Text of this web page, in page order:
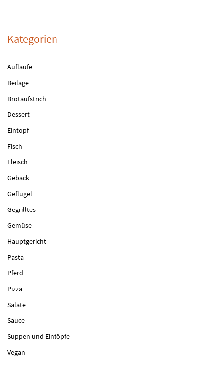
Kategorien
Aufläufe
Beilage
Brotaufstrich
Dessert
Eintopf
Fisch
Fleisch
Gebäck
Geflügel
Gegrilltes
Gemüse
Hauptgericht
Pasta
Pferd
Pizza
Salate
Sauce
Suppen und Eintöpfe
Vegan